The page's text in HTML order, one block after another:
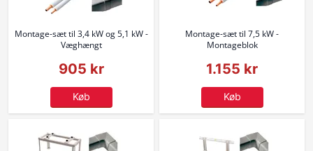
Montage-sæt til 3,4 kW og 5,1 kW -
Væghængt
905 kr
Køb
Montage-sæt til 7,5 kW -
Montageblok
1.155 kr
Køb